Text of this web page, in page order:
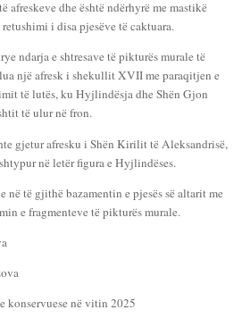
dhe është ndërhyrë me mastikë
i disa pjesëve të caktuara.
ndarja e shtresave të pikturës murale të
një afresk i shekullit XVII me paraqitjen e
të lutës, ku Hyjlindësja dhe Shën Gjon
të ulur në fron.
gjetur afresku i Shën Kirilit të Aleksandrisë,
në letër figura e Hyjlindëses.
të gjithë bazamentin e pjesës së altarit me
e fragmenteve të pikturës murale.
konservuese në vitin 2025